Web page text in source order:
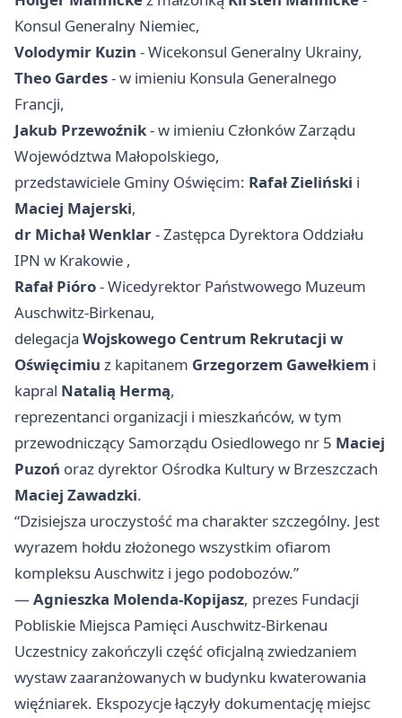
Konsul Generalny Niemiec,
Volodymir Kuzin - Wicekonsul Generalny Ukrainy,
Theo Gardes- w imieniu Konsula Generalnego
Francji,
Jakub Przewoźnik- w imieniu Członków Zarządu
Województwa Małopolskiego,
przedstawiciele Gminy Oświęcim: Rafał Zieliński i
Maciej Majerski,
dr Michał Wenklar- Zastępca Dyrektora Oddziału
IPN w Krakowie ,
Rafał Pióro- Wicedyrektor Państwowego Muzeum
Auschwitz-Birkenau,
delegacja Wojskowego Centrum Rekrutacji w
Oświęcimiu z kapitanem Grzegorzem Gawełkiem i
kapral Natalią Hermą,
reprezentanci organizacji i mieszkańców, w tym
przewodniczący Samorządu Osiedlowego nr 5 Maciej
Puzoń oraz dyrektor Ośrodka Kultury w Brzeszczach
Maciej Zawadzki.
“Dzisiejsza uroczystość ma charakter szczególny. Jest
wyrazem hołdu złożonego wszystkim ofiarom
kompleksu Auschwitz i jego podobozów.”
— Agnieszka Molenda-Kopijasz, prezes Fundacji
Pobliskie Miejsca Pamięci Auschwitz-Birkenau
Uczestnicy zakończyli część oficjalną zwiedzaniem
wystaw zaaranżowanych w budynku kwaterowania
więźniarek. Ekspozycje łączyły dokumentację miejsc